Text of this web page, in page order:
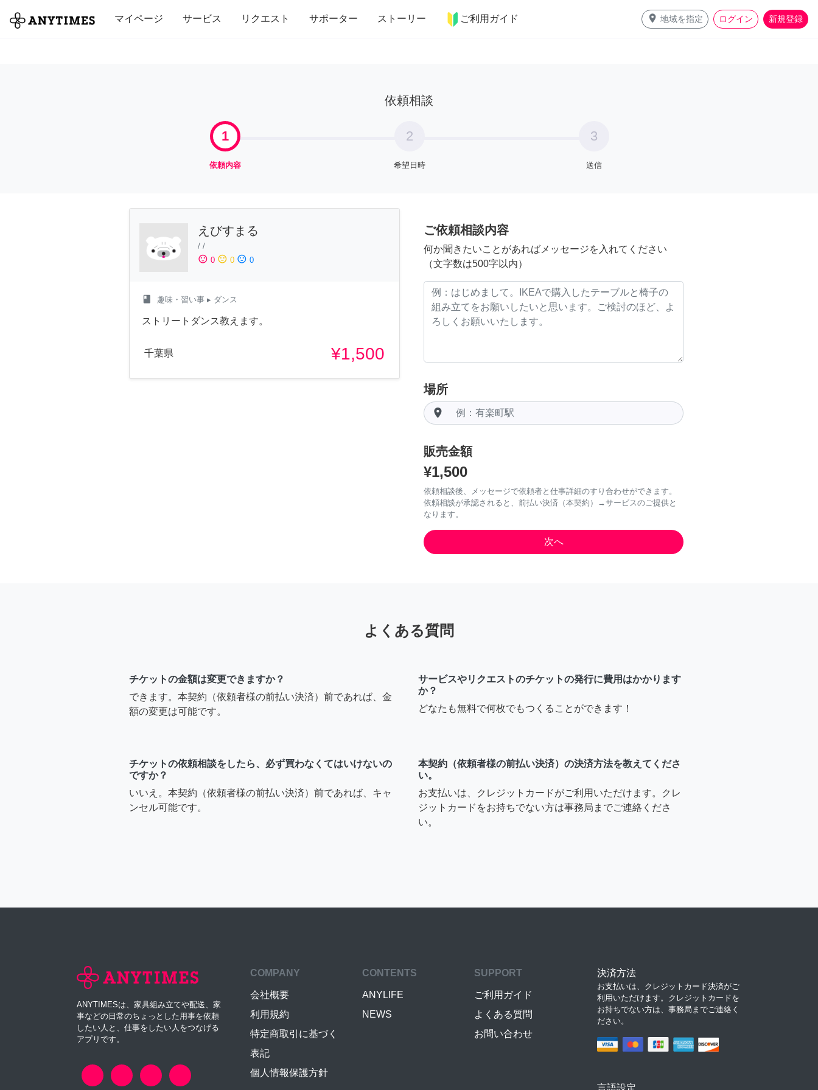
マイページ サービス リクエスト サポーター ストーリー ご利用ガイド place 地域を指定 ログイン 新規登録
全て 修理・組立 家事 引っ越し インテリア 趣味・習い事 ペット 料理
依頼相談
1
依頼内容
2
希望日時
3
送信
えびすまる
/ /
sentiment_satisfied 0 sentiment_neutral 0 sentiment_dissatisfied 0
class 趣味・習い事 ▸ ダンス
ストリートダンス教えます。
千葉県 ¥1,500
ご依頼相談内容
何か聞きたいことがあればメッセージを入れてください
（文字数は500字以内）
場所
room
販売金額
¥1,500
依頼相談後、メッセージで依頼者と仕事詳細のすり合わせができます。
依頼相談が承認されると、前払い決済（本契約）→サービスのご提供と
なります。
よくある質問
チケットの金額は変更できますか？
できます。本契約（依頼者様の前払い決済）前であれば、金
額の変更は可能です。
サービスやリクエストのチケットの発行に費用はかかります
か？
どなたも無料で何枚でもつくることができます！
チケットの依頼相談をしたら、必ず買わなくてはいけないの
ですか？
いいえ。本契約（依頼者様の前払い決済）前であれば、キャ
ンセル可能です。
本契約（依頼者様の前払い決済）の決済方法を教えてくださ
い。
お支払いは、クレジットカードがご利用いただけます。クレ
ジットカードをお持ちでない方は事務局までご連絡くださ
い。
ANYTIMESは、家具組み立てや配送、家
事などの日常のちょっとした用事を依頼
したい人と、仕事をしたい人をつなげる
アプリです。
COMPANY
会社概要
利用規約
特定商取引に基づく
表記
個人情報保護方針
CONTENTS
ANYLIFE
NEWS
SUPPORT
ご利用ガイド
よくある質問
お問い合わせ
決済方法
お支払いは、クレジットカード決済がご
利用いただけます。クレジットカードを
お持ちでない方は、事務局までご連絡く
ださい。
言語設定